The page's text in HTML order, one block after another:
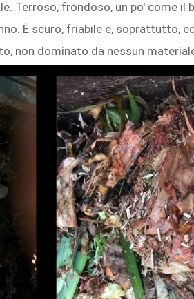
Terroso, frondoso, un po' come il
È scuro, friabile e, soprattutto,
non dominato da nessun